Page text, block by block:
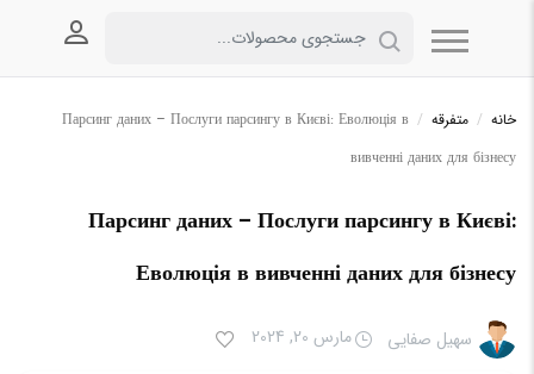
خانه / متفرقه /
Парсинг даних – Послуги парсингу в Києві: Еволюція в
вивченні даних для бізнесу
Парсинг даних – Послуги парсингу в Києві:
Еволюція в вивченні даних для бізнесу
سهیل صفایی مارس 20, 2024